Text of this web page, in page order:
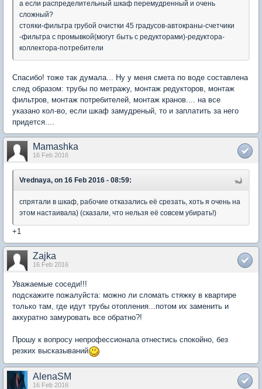
а если распределительный шкаф перемудренный и очень
сложный?
стояки-фильтра грубой очистки 45 градусов-автокраны-счетчики
-фильтра с промывкой(могут быть с редукторами)-редуктора-
коллектора-потребители
Спасибо! тоже так думала... Ну у меня смета по воде составлена
след образом: трубы по метражу, монтаж редукторов, монтаж
фильтров, монтаж потребителей, монтаж кранов.... на все
указано кол-во, если шкаф замудреный, то и заплатить за него
придется....
Mamashka
16 Feb 2016
Vrednaya, on 16 Feb 2016 - 08:59:
спрятали в шкаф, рабочие отказались её срезать, хоть я очень на
этом настаивала) (сказали, что нельзя её совсем убирать!)
+1
Zajka
16 Feb 2016
Уважаемые соседи!!!
подскажите пожалуйста: можно ли сломать стяжку в квартире
только там, где идут трубы отопления...потом их заменить и
аккуратно замуровать все обратно?!
Прошу к вопросу непрофессионала отнестись спокойно, без
резких высказываний
AlenaSM
16 Feb 2016